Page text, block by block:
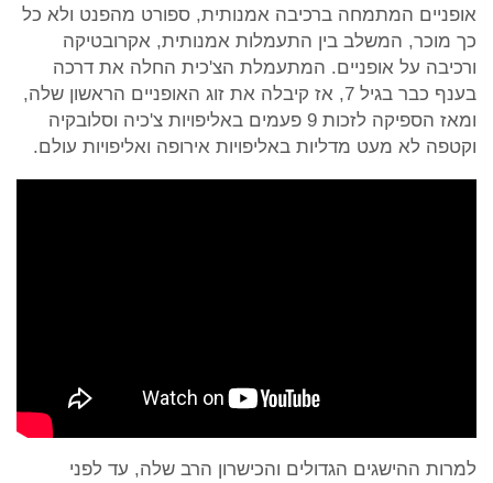
אופניים המתמחה ברכיבה אמנותית, ספורט מהפנט ולא כל
כך מוכר, המשלב בין התעמלות אמנותית, אקרובטיקה
ורכיבה על אופניים. המתעמלת הצ'כית החלה את דרכה
בענף כבר בגיל 7, אז קיבלה את זוג האופניים הראשון שלה,
ומאז הספיקה לזכות 9 פעמים באליפויות צ'כיה וסלובקיה
וקטפה לא מעט מדליות באליפויות אירופה ואליפויות עולם.
למרות ההישגים הגדולים והכישרון הרב שלה, עד לפני